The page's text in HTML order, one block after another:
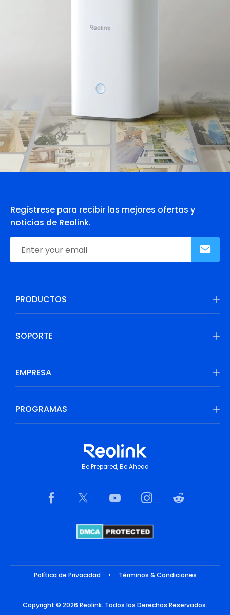
Regístrese para recibir las mejores ofertas y
noticias de Reolink.
PRODUCTOS
SOPORTE
EMPRESA
PROGRAMAS
Be Prepared, Be Ahead
Política de Privacidad • Términos & Condiciones
Copyright © 2026 Reolink. Todos los Derechos Reservados.